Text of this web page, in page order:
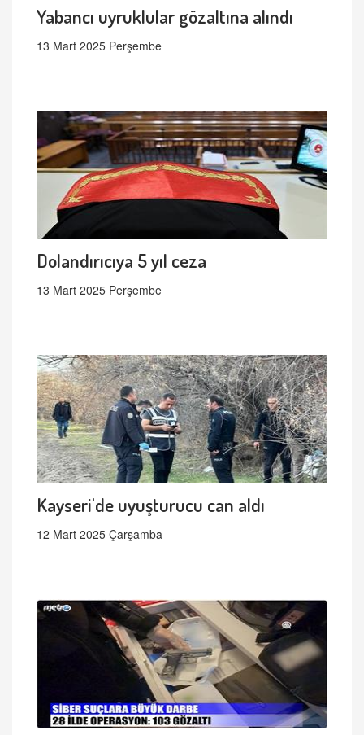
Yabancı uyruklular gözaltına alındı
13 Mart 2025 Perşembe
Dolandırıcıya 5 yıl ceza
13 Mart 2025 Perşembe
Kayseri'de uyuşturucu can aldı
12 Mart 2025 Çarşamba